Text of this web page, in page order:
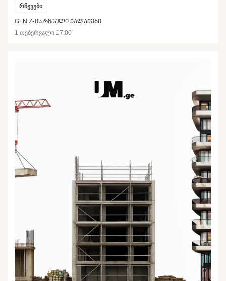
რჩევები
GEN Z-ᲘᲡ ᲠᲩᲔᲣᲚᲘ ᲥᲐᲚᲐᲥᲔᲑᲘ
1 თებერვალი 17:00